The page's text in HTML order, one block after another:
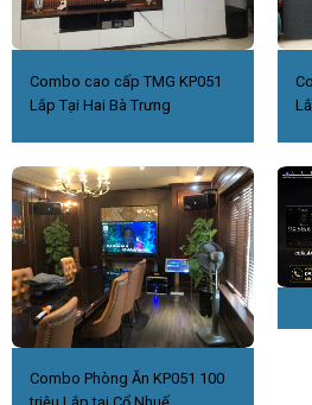
Combo cao cấp TMG KP051
Lắp Tại Hai Bà Trưng
Combo Phòng Ăn KP051 100